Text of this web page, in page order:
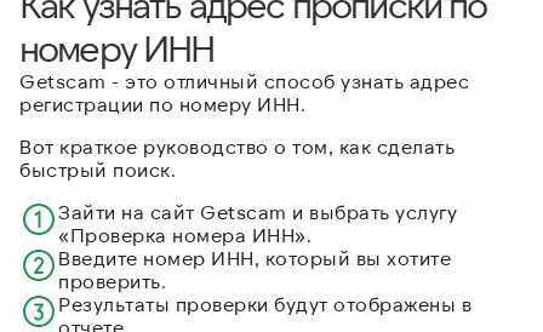
номеру ИНН
Getscam - это отличный способ узнать адрес
регистрации по номеру ИНН.
Вот краткое руководство о том, как сделать
быстрый поиск.
Зайти на сайт Getscam и выбрать услугу
«Проверка номера ИНН».
Введите номер ИНН, который вы хотите
проверить.
Результаты проверки будут отображены в
отчете.